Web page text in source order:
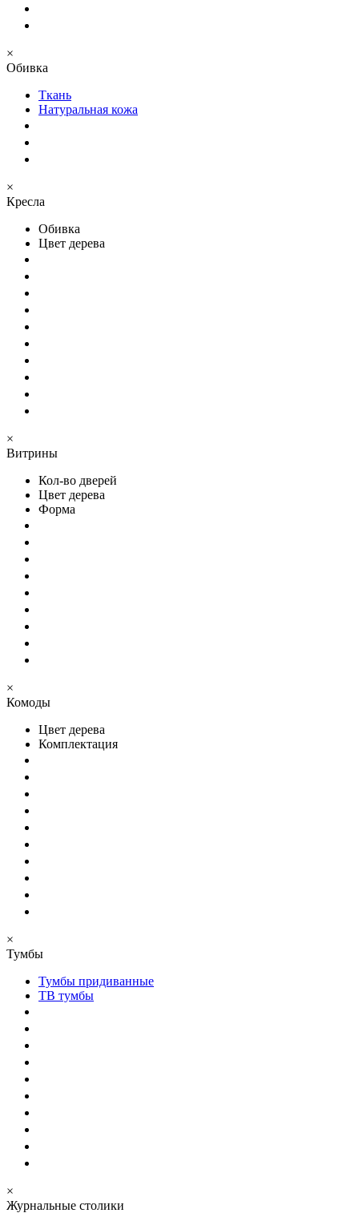
×
Обивка
Ткань
Натуральная кожа
×
Кресла
Обивка
Цвет дерева
×
Витрины
Кол-во дверей
Цвет дерева
Форма
×
Комоды
Цвет дерева
Комплектация
×
Тумбы
Тумбы придиванные
ТВ тумбы
×
Журнальные столики